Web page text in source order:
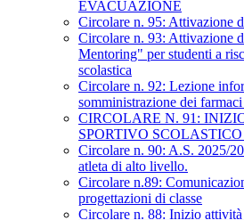
EVACUAZIONE
Circolare n. 95: Attivazione
Circolare n. 93: Attivazione
Mentoring" per studenti a
scolastica
Circolare n. 92: Lezione
somministrazione dei
CIRCOLARE N. 91:
SPORTIVO
Circolare n. 90: A.S. 2025/
atleta di alto livello.
Circolare n.89:
progettazioni di classe
Circolare n. 88: Inizio